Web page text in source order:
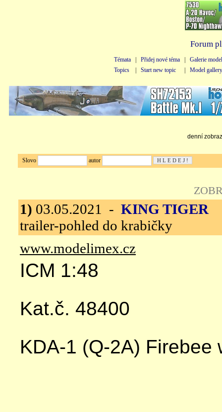
Forum
Témata Přidej nové téma
Galerie
Topics
Start new topic Model gallery
denní
Slovo autor
1) 03.05.2021 - KING TIGER
trailer-pohled do krabičky
www.modelimex.cz
ICM 1:48
Kat.č. 48400
KDA-1 (Q-2A) Firebee